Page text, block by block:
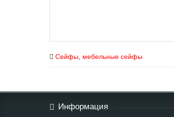
Сейфы мебельные сейфы
Информация